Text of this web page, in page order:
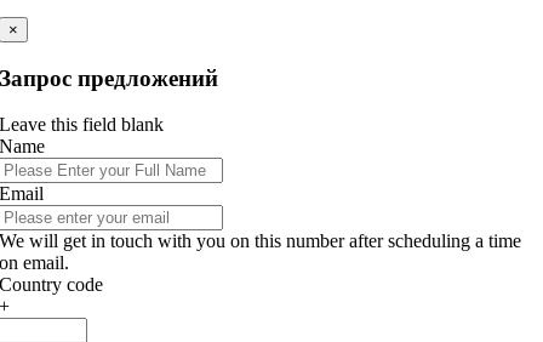
×
Запрос предложений
Leave this field blank
Name
Email
We will get in touch with you on this number after scheduling a time
on email.
Country code
+